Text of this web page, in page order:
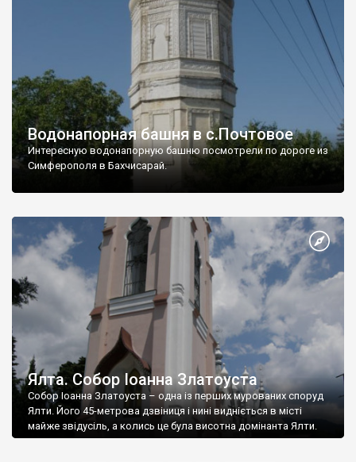
Водонапорная башня в с.Почтовое
Интересную водонапорную башню посмотрели по дороге из
Симферополя в Бахчисарай.
Ялта. Собор Іоанна Златоуста
Собор Іоанна Златоуста – одна із перших мурованих споруд
Ялти. Його 45-метрова дзвіниця і нині видніється в місті
майже звідусіль, а колись це була висотна домінанта Ялти.